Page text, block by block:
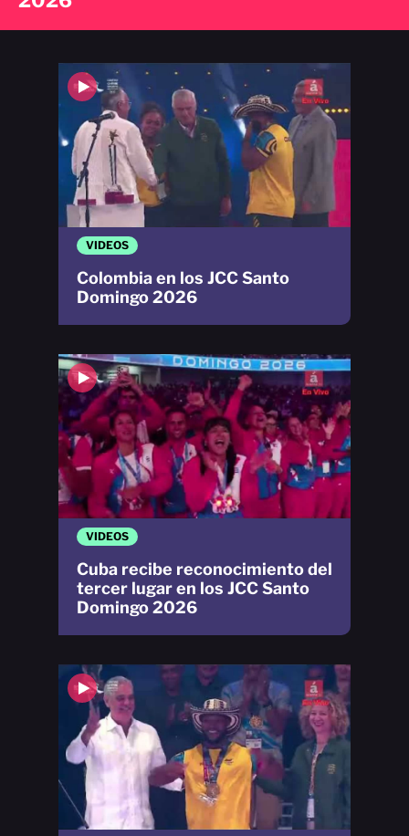
VIDEOS
Cuba recibe reconocimiento del
tercer lugar en los JCC Santo
Domingo 2026
VIDEOS
Colombia en los JCC Santo
Domingo 2026